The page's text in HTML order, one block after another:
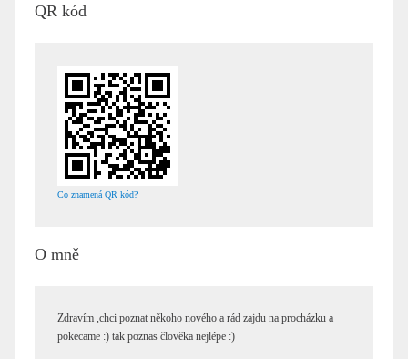
QR kód
Co znamená QR kód?
O mně
Zdravím ,chci poznat někoho nového a rád zajdu na procházku a
pokecame :) tak poznas člověka nejlépe :)